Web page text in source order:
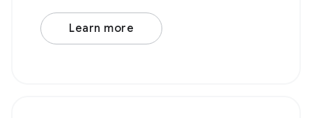
권한이 필요한지 여부를 결정할 수 있습니다. 디렉터리를
열려면 선택한 디렉터리가 포함된 프로미스를 반환하는
showDirectoryPicker(), 를 호출합니다. 쓰기 액세스 권한
Learn more